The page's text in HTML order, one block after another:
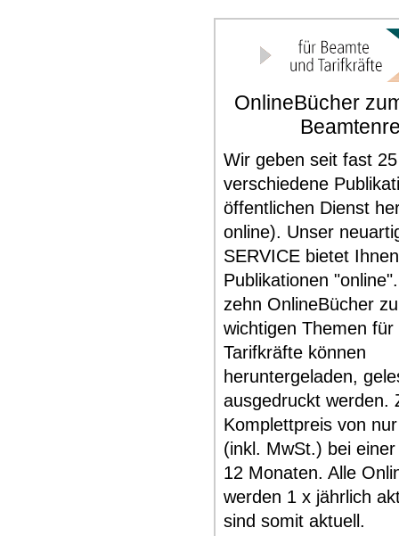
OnlineBücher
Wir geben seit fast
verschiedene
öffentlichen Dienst
online). Unser
SERVICE bietet
Publikationen
zehn OnlineBücher
wichtigen Themen
Tarifkräfte können
heruntergeladen,
ausgedruckt werden.
Komplettpreis von
(inkl. MwSt.) bei
12 Monaten. Alle
werden 1 x jährlich
sind somit aktuell.